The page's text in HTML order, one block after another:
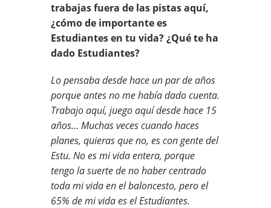
trabajas fuera de las pistas aquí,
¿cómo de importante es
Estudiantes en tu vida? ¿Qué te ha
dado Estudiantes?
Lo pensaba desde hace un par de años
porque antes no me había dado cuenta.
Trabajo aquí, juego aquí desde hace 15
años… Muchas veces cuando haces
planes, quieras que no, es con gente del
Estu. No es mi vida entera, porque
tengo la suerte de no haber centrado
toda mi vida en el baloncesto, pero el
65% de mi vida es el Estudiantes.